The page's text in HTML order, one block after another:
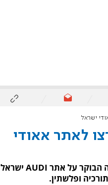
ישראל‏
לאתר אאודי
קבוצת האקרים תורכית השתלטה הבוקר על אתר AUDI ישראל
ופלשתין.